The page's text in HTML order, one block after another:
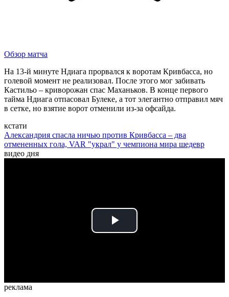
Обзор матча
На 13-й минуте Ндиага прорвался к воротам Кривбасса, но
голевой момент не реализовал. После этого мог забивать
Кастильо – криворожан спас Маханьков. В конце первого
тайма Ндиага отпасовал Булеке, а тот элегантно отправил мяч
в сетке, но взятие ворот отменили из-за офсайда.
кстати
Александрия спасла ничью против Кривбасса – два
отмененных гола, VAR "украл" у чемпиона мира шедевр
видео дня
Play
реклама